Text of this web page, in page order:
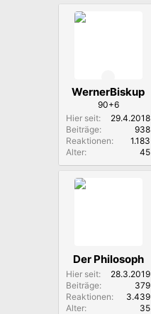
WernerBiskup
90+6
Hier seit
29.4.2018
Beiträge
938
Reaktionen
1.183
Alter
45
Der Philosoph
Hier seit
28.3.2019
Beiträge
379
Reaktionen
3.439
Alter
35